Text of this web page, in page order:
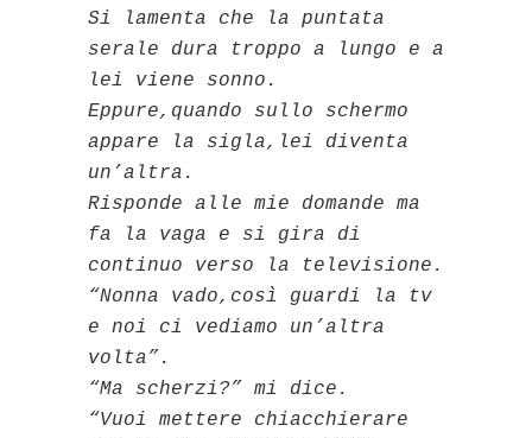
Si lamenta che la puntata
serale dura troppo a lungo e a
lei viene sonno.
Eppure,quando sullo schermo
appare la sigla,lei diventa
un’altra.
Risponde alle mie domande ma
fa la vaga e si gira di
continuo verso la televisione.
“Nonna vado,così guardi la tv
e noi ci vediamo un’altra
volta”.
“Ma scherzi?” mi dice.
“Vuoi mettere chiacchierare